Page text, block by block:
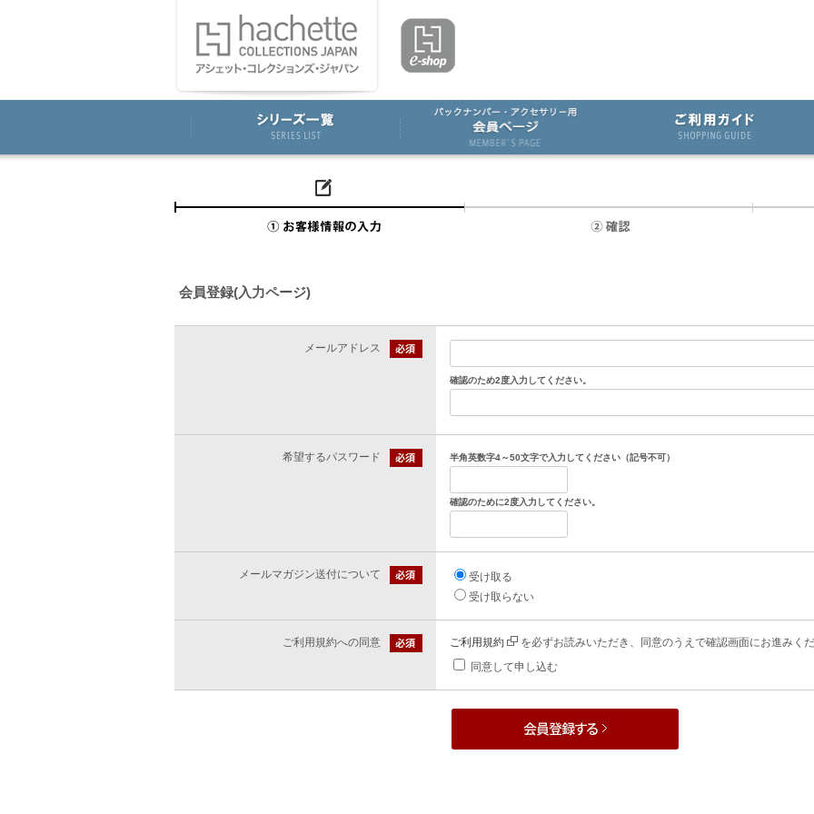
会員登録(入力ページ)
メールアドレス
確認のため2度入力してください。
希望するパスワード 半角英数字4～50文字で入力してください（記号不可）
確認のために2度入力してください。
メールマガジン送付について
受け取る
受け取らない
ご利用規約への同意 ご利用規約
を必ずお読みいただき、同意のうえで確認画面にお進みく
同意して申し込む